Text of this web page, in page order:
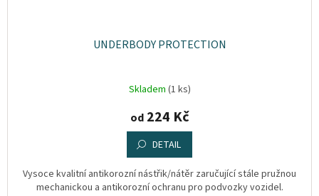
UNDERBODY PROTECTION
Skladem (1 ks)
od224 Kč
DETAIL
Vysoce kvalitní antikorozní nástřik/nátěr zaručující stále pružnou
mechanickou a antikorozní ochranu pro podvozky vozidel.